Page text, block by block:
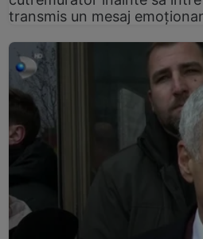
transmis un mesaj